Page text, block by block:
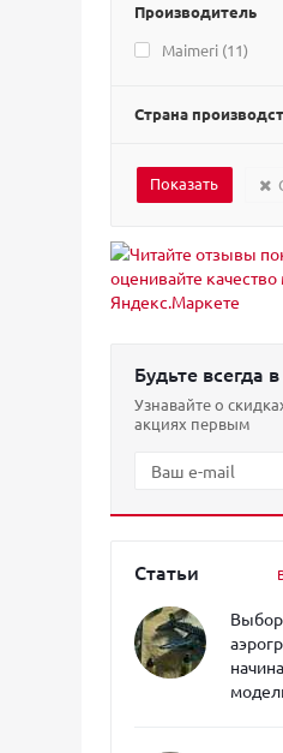
Производитель
Maimeri (11)
Страна
Будьте всегда
Узнавайте о
акциях первым
Статьи
Выбор